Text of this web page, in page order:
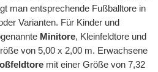
man entsprechende Fußballtore in
Varianten. Für Kinder und
Minitore, Kleinfeldtore und
von 5,00 x 2,00 m. Erwachsene
mit einer Größe von 7,32